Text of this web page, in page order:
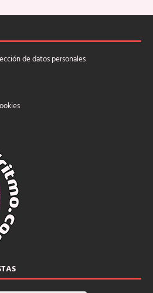
de datos personales